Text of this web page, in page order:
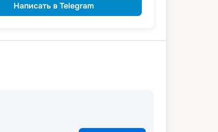
Написать в Telegram